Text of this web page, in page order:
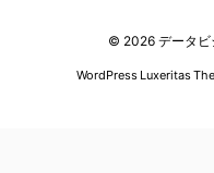
© 2026 データビ
WordPress Luxeritas